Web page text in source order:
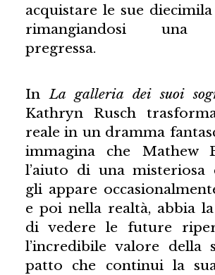
acquistare le sue
rimangiandosi una
pregressa.
InLa galleria dei suoi
Kathryn Rusch
reale in un dramma
immagina che Mathew
l’aiuto di una misteriosa
gli appare
e poi nella realtà, abbia
di vedere le future
l’incredibile valore della
patto che continui la